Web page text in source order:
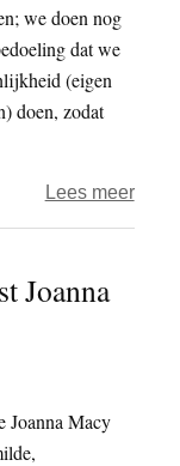
we doen nog
dat we
(eigen
doen, zodat
Lees meerover
Joanna
Joanna Macy